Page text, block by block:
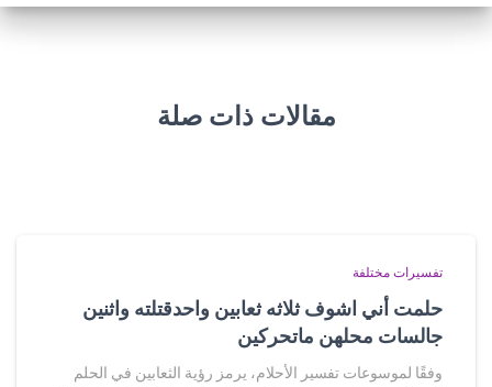
مقالات ذات صلة
تفسيرات مختلفة
حلمت أني اشوف ثلاثه ثعابين واحدقتلته واثنين
جالسات محلهن ماتحركين
وفقًا لموسوعات تفسير الأحلام، يرمز رؤية الثعابين في الحلم